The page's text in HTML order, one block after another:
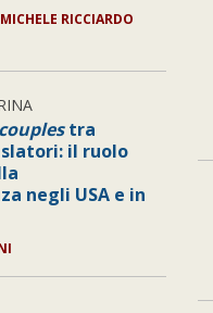
RICCIARDO
tra
il ruolo
negli USA e in